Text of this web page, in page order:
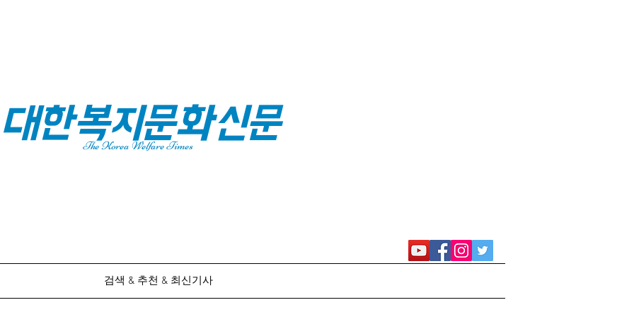
대한복지문화신문
The Korea Welfare Times
검색 & 추천 & 최신기사